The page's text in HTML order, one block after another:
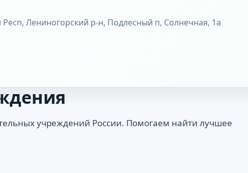
Респ, Лениногорский р-н, Подлесный п, Солнечная, 1а
учреждений России. Помогаем найти лучшее